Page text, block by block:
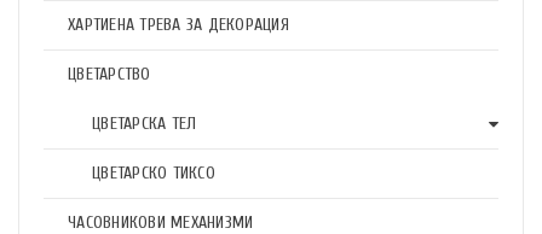
ХАРТИЕНА ТРЕВА ЗА ДЕКОРАЦИЯ
ЦВЕТАРСТВО
ЦВЕТАРСКА ТЕЛ
ЦВЕТАРСКО ТИКСО
ЧАСОВНИКОВИ МЕХАНИЗМИ